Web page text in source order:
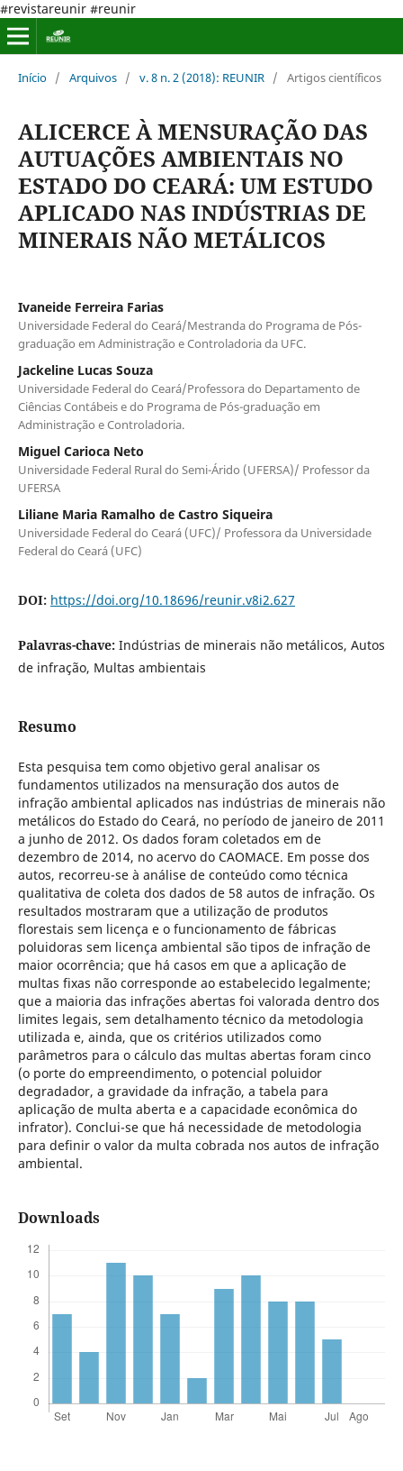
#revistareunir #reunir
Início / Arquivos / v. 8 n. 2 (2018): REUNIR / Artigos científicos
ALICERCE À MENSURAÇÃO DAS
AUTUAÇÕES AMBIENTAIS NO
ESTADO DO CEARÁ: UM ESTUDO
APLICADO NAS INDÚSTRIAS DE
MINERAIS NÃO METÁLICOS
Ivaneide Ferreira Farias
Universidade Federal do Ceará/Mestranda do Programa de Pós-
graduação em Administração e Controladoria da UFC.
Jackeline Lucas Souza
Universidade Federal do Ceará/Professora do Departamento de
Ciências Contábeis e do Programa de Pós-graduação em
Administração e Controladoria.
Miguel Carioca Neto
Universidade Federal Rural do Semi-Árido (UFERSA)/ Professor da
UFERSA
Liliane Maria Ramalho de Castro Siqueira
Universidade Federal do Ceará (UFC)/ Professora da Universidade
Federal do Ceará (UFC)
DOI: https://doi.org/10.18696/reunir.v8i2.627
Palavras-chave: Indústrias de minerais não metálicos, Autos
de infração, Multas ambientais
Resumo
Esta pesquisa tem como objetivo geral analisar os
fundamentos utilizados na mensuração dos autos de
infração ambiental aplicados nas indústrias de minerais não
metálicos do Estado do Ceará, no período de janeiro de 2011
a junho de 2012. Os dados foram coletados em de
dezembro de 2014, no acervo do CAOMACE. Em posse dos
autos, recorreu-se à análise de conteúdo como técnica
qualitativa de coleta dos dados de 58 autos de infração. Os
resultados mostraram que a utilização de produtos
florestais sem licença e o funcionamento de fábricas
poluidoras sem licença ambiental são tipos de infração de
maior ocorrência; que há casos em que a aplicação de
multas fixas não corresponde ao estabelecido legalmente;
que a maioria das infrações abertas foi valorada dentro dos
limites legais, sem detalhamento técnico da metodologia
utilizada e, ainda, que os critérios utilizados como
parâmetros para o cálculo das multas abertas foram cinco
(o porte do empreendimento, o potencial poluidor
degradador, a gravidade da infração, a tabela para
aplicação de multa aberta e a capacidade econômica do
infrator). Conclui-se que há necessidade de metodologia
para definir o valor da multa cobrada nos autos de infração
ambiental.
Downloads